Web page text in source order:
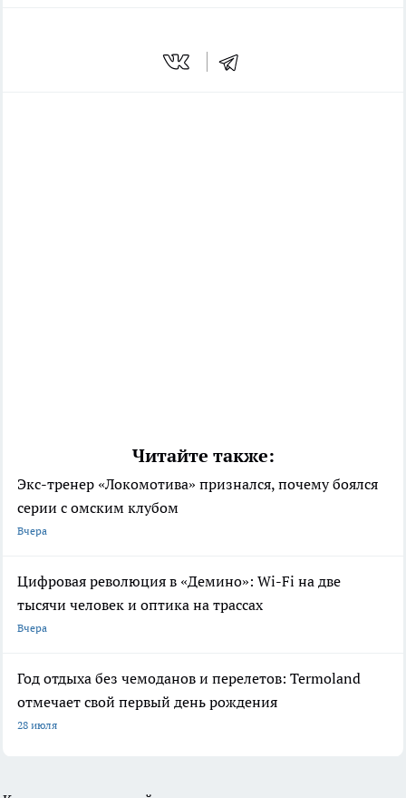
Читайте также:
Экс-тренер «Локомотива» признался, почему боялся
серии с омским клубом
Вчера
Цифровая революция в «Демино»: Wi-Fi на две
тысячи человек и оптика на трассах
Вчера
Год отдыха без чемоданов и перелетов: Termoland
отмечает свой первый день рождения
28 июля